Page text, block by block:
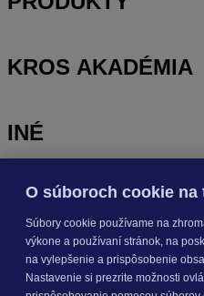
KROS AKADÉMIA
INÉ
O súboroch cookie na
Súbory cookie používame na
výkone a používaní stránok, na
na vylepšenie a prispôsobenie
Nastavenie si prezrite možnosti